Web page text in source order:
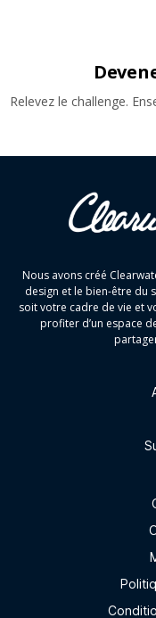
Relevez le challenge.
Nous avons créé
design et le bien-être du
soit votre cadre de vie et
profiter d’un espace